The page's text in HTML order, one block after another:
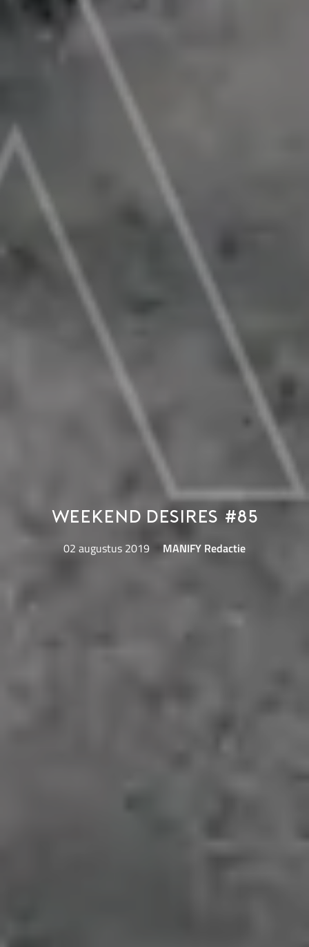
Weekend Desires #85
02 augustus 2019 MANIFY Redactie